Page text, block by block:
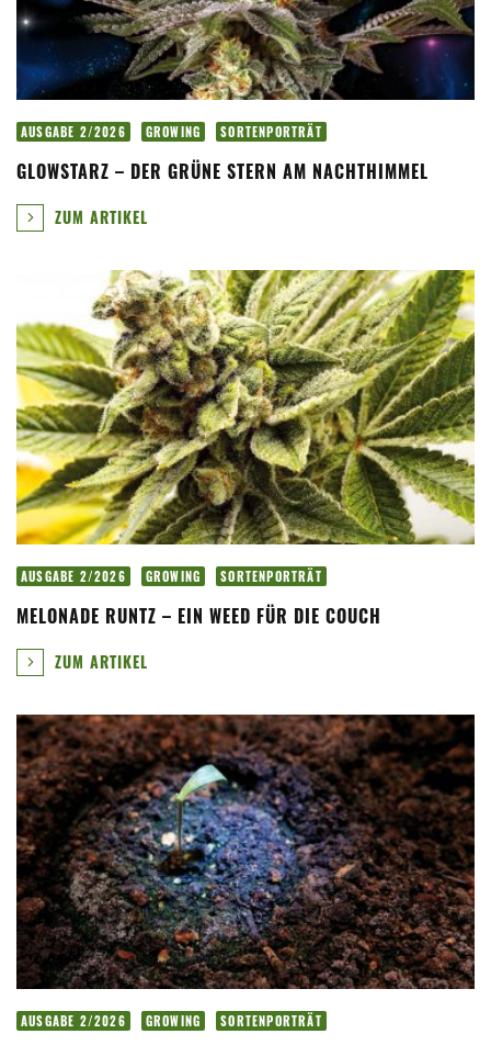
AUSGABE 2/2026 GROWING SORTENPORTRÄT
GLOWSTARZ – DER GRÜNE STERN AM NACHTHIMMEL
ZUM ARTIKEL
AUSGABE 2/2026 GROWING SORTENPORTRÄT
MELONADE RUNTZ – EIN WEED FÜR DIE COUCH
ZUM ARTIKEL
AUSGABE 2/2026 GROWING SORTENPORTRÄT